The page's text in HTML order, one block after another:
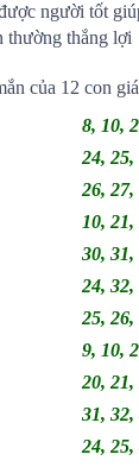
người tốt
thường thắng lợi
của 12 con
8, 10,
24, 25,
26, 27,
10,
30, 31,
24, 32,
25, 26,
9, 10,
20, 21,
31, 32,
24, 25,